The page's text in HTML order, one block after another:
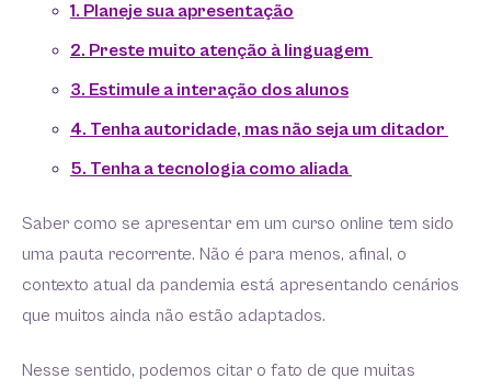
1. Planeje sua apresentação
2. Preste muito atenção à linguagem
3. Estimule a interação dos alunos
4. Tenha autoridade, mas não seja um ditador
5. Tenha a tecnologia como aliada
Saber como se apresentar em um curso online tem sido
uma pauta recorrente. Não é para menos, afinal, o
contexto atual da pandemia está apresentando cenários
que muitos ainda não estão adaptados.
Nesse sentido, podemos citar o fato de que muitas